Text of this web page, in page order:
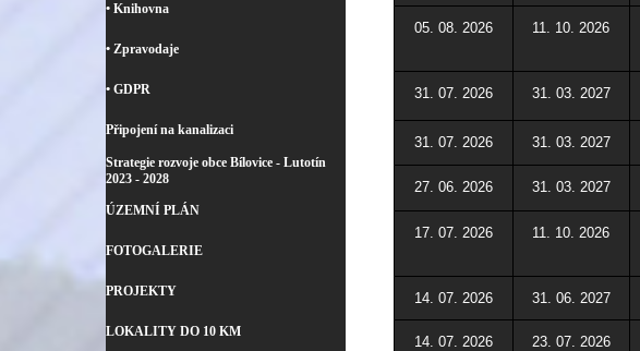
• Knihovna
• Zpravodaje
• GDPR
Připojení na kanalizaci
Strategie rozvoje obce Bílovice - Lutotín
2023 - 2028
ÚZEMNÍ PLÁN
FOTOGALERIE
PROJEKTY
LOKALITY DO 10 KM
05. 08. 2026 11. 10. 2026
31. 07. 2026 31. 03. 2027
31. 07. 2026 31. 03. 2027
27. 06. 2026 31. 03. 2027
17. 07. 2026 11. 10. 2026
14. 07. 2026 31. 06. 2027
14. 07. 2026 23. 07. 2026